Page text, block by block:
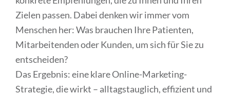
Zielen passen. Dabei denken wir immer vom
Menschen her: Was brauchen Ihre Patienten,
Mitarbeitenden oder Kunden, um sich für Sie zu
entscheiden?
Das Ergebnis: eine klare Online-Marketing-
Strategie, die wirkt – alltagstauglich, effizient und